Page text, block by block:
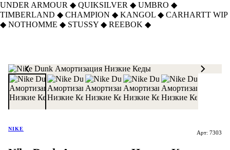
UNDER ARMOUR ◆ QUIKSILVER ◆ UMBRO ◆
TIMBERLAND ◆ CHAMPION ◆ KANGOL ◆ CARHARTT WIP
◆ NOTHOMME ◆ STUSSY ◆ REEBOK ◆
NIKE
Арт: 7303